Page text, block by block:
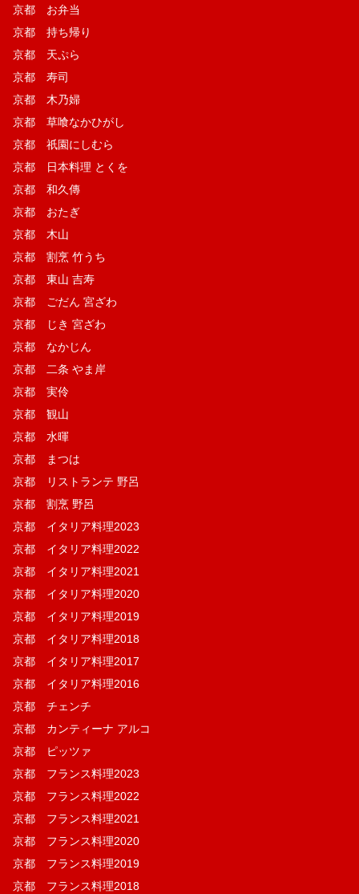
京都 お弁当
京都 持ち帰り
京都 天ぷら
京都 寿司
京都 木乃婦
京都 草喰なかひがし
京都 祇園にしむら
京都 日本料理 とくを
京都 和久傳
京都 おたぎ
京都 木山
京都 割烹 竹うち
京都 東山 吉寿
京都 ごだん 宮ざわ
京都 じき 宮ざわ
京都 なかじん
京都 二条 やま岸
京都 実伶
京都 観山
京都 水暉
京都 まつは
京都 リストランテ 野呂
京都 割烹 野呂
京都 イタリア料理2023
京都 イタリア料理2022
京都 イタリア料理2021
京都 イタリア料理2020
京都 イタリア料理2019
京都 イタリア料理2018
京都 イタリア料理2017
京都 イタリア料理2016
京都 チェンチ
京都 カンティーナ アルコ
京都 ピッツァ
京都 フランス料理2023
京都 フランス料理2022
京都 フランス料理2021
京都 フランス料理2020
京都 フランス料理2019
京都 フランス料理2018